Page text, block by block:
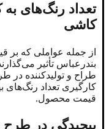
تعداد رنگ‌های
کاشی
از جمله عواملی که
بندرعباس تأثیر
طراح و تولیدکننده در
کارگیری تعداد
قیمت محصول.
پیچیدگی در